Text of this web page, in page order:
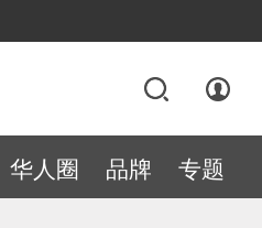
华人圈 品牌 专题